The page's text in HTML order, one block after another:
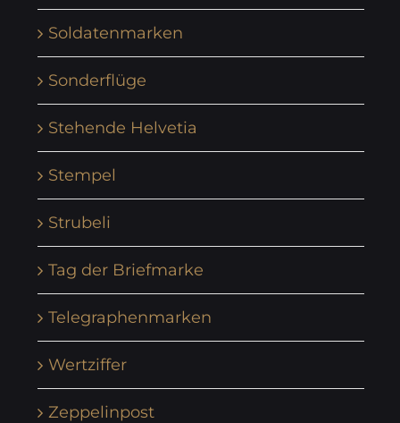
Soldatenmarken
Sonderflüge
Stehende Helvetia
Stempel
Strubeli
Tag der Briefmarke
Telegraphenmarken
Wertziffer
Zeppelinpost